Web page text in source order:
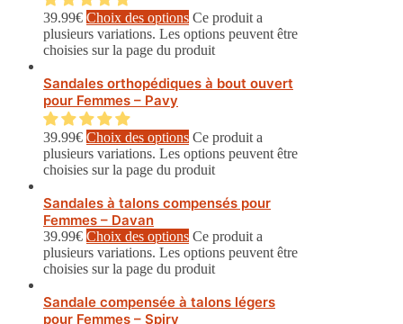
39.99€ Choix des options Ce produit a
plusieurs variations. Les options peuvent être
choisies sur la page du produit
Sandales orthopédiques à bout ouvert
pour Femmes – Pavy
39.99€ Choix des options Ce produit a
plusieurs variations. Les options peuvent être
choisies sur la page du produit
Sandales à talons compensés pour
Femmes – Davan
39.99€ Choix des options Ce produit a
plusieurs variations. Les options peuvent être
choisies sur la page du produit
Sandale compensée à talons légers
pour Femmes – Spiry